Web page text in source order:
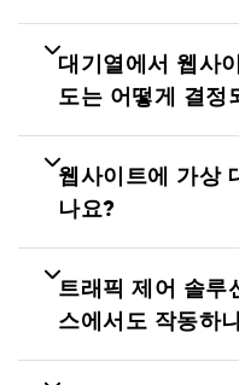
대기열에서 웹사
도는 어떻게 결정
웹사이트에 가상
나요?
트래픽 제어 솔루
스에서도 작동하